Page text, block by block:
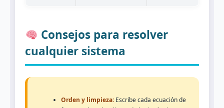
Consejos para resolver
cualquier sistema
Orden y limpieza: Escribe cada ecuación de